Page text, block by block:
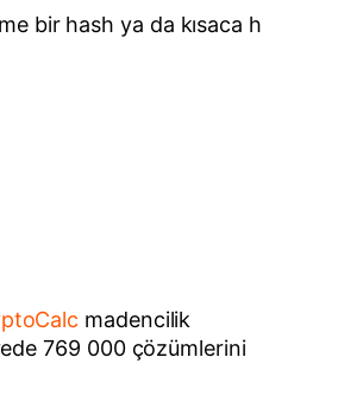
bir hash ya da kısaca h
madencilik
769 000 çözümlerini